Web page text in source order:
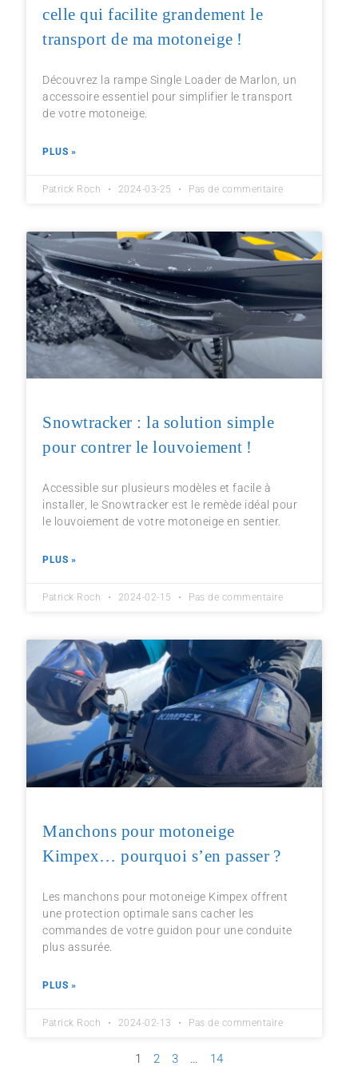
celle qui facilite grandement le
transport de ma motoneige !
Découvrez la rampe Single Loader de Marlon, un
accessoire essentiel pour simplifier le transport
de votre motoneige.
PLUS »
Patrick Roch 2024-03-25 Pas de commentaire
Snowtracker : la solution simple
pour contrer le louvoiement !
Accessible sur plusieurs modèles et facile à
installer, le Snowtracker est le remède idéal pour
le louvoiement de votre motoneige en sentier.
PLUS »
Patrick Roch 2024-02-15 Pas de commentaire
Manchons pour motoneige
Kimpex… pourquoi s’en passer ?
Les manchons pour motoneige Kimpex offrent
une protection optimale sans cacher les
commandes de votre guidon pour une conduite
plus assurée.
PLUS »
Patrick Roch 2024-02-13 Pas de commentaire
1 2 3 … 14